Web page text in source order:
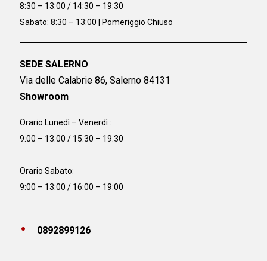
8:30 – 13:00 / 14:30 – 19:30
Sabato: 8:30 – 13:00 | Pomeriggio Chiuso
SEDE SALERNO
Via delle Calabrie 86, Salerno 84131
Showroom
Orario Lunedì – Venerdì :
9:00 – 13:00 / 15:30 – 19:30
Orario Sabato:
9:00 – 13:00 / 16:00 – 19:00
0892899126